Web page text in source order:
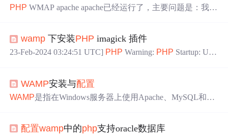
PHP WMAP apache apache已经运行了，主要问题是：我新
写到directory(路径)后面我不太清楚wamp
但apache的默认路径应该是这么配我说的也不算极其详细
wamp 下安装PHP imagick 插件
23-Feb-2024 03:24:51 UTC] PHP Warning: PHP Startup: Una
k扩展压缩包中，除了php
文件。php根目录下面，也就是php.exe的同级目录下面。
WAMP安装与配置
WAMP是指在Windows服务器上使用Apache、MySQL和P
4位2、下载之后双击文件进行安装，一直单击NEXT直到
配置wamp中的php支持oracle数据库